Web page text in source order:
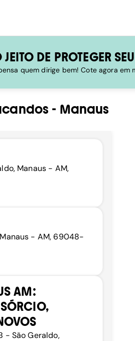
DE PROTEGER
quem dirige bem! Cote agora em
- Manaus
Manaus - AM,
- AM, 69048-
AM:
- São Geraldo,